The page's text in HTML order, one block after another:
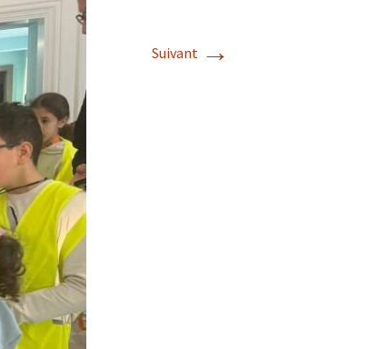
photos 2022
photos 2021
photos 2018
Suivant →